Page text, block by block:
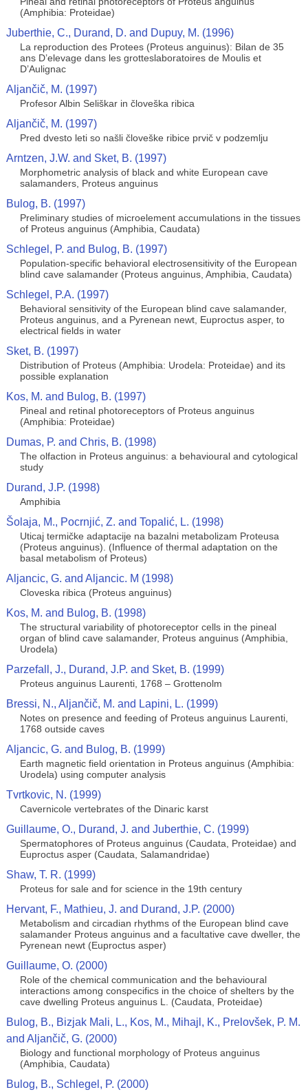
(Amphibia: Proteidae)
Juberthie, C., Durand, D. and Dupuy, M. (1996)
La reproduction des Protees (Proteus anguinus): Bilan de 35
ans D’elevage dans les grotteslaboratoires de Moulis et
D’Aulignac
Aljančič, M. (1997)
Profesor Albin Seliškar in človeška ribica
Aljančič, M. (1997)
Pred dvesto leti so našli človeške ribice prvič v podzemlju
Arntzen, J.W. and Sket, B. (1997)
Morphometric analysis of black and white European cave
salamanders, Proteus anguinus
Bulog, B. (1997)
Preliminary studies of microelement accumulations in the tissues
of Proteus anguinus (Amphibia, Caudata)
Schlegel, P. and Bulog, B. (1997)
Population-specific behavioral electrosensitivity of the European
blind cave salamander (Proteus anguinus, Amphibia, Caudata)
Schlegel, P.A. (1997)
Behavioral sensitivity of the European blind cave salamander,
Proteus anguinus, and a Pyrenean newt, Euproctus asper, to
electrical fields in water
Sket, B. (1997)
Distribution of Proteus (Amphibia: Urodela: Proteidae) and its
possible explanation
Kos, M. and Bulog, B. (1997)
Pineal and retinal photoreceptors of Proteus anguinus
(Amphibia: Proteidae)
Dumas, P. and Chris, B. (1998)
The olfaction in Proteus anguinus: a behavioural and cytological
study
Durand, J.P. (1998)
Amphibia
Šolaja, M., Pocrnjić, Z. and Topalić, L. (1998)
Uticaj termičke adaptacije na bazalni metabolizam Proteusa
(Proteus anguinus). (Influence of thermal adaptation on the
basal metabolism of Proteus)
Aljancic, G. and Aljancic. M (1998)
Cloveska ribica (Proteus anguinus)
Kos, M. and Bulog, B. (1998)
The structural variability of photoreceptor cells in the pineal
organ of blind cave salamander, Proteus anguinus (Amphibia,
Urodela)
Parzefall, J., Durand, J.P. and Sket, B. (1999)
Proteus anguinus Laurenti, 1768 – Grottenolm
Bressi, N., Aljančič, M. and Lapini, L. (1999)
Notes on presence and feeding of Proteus anguinus Laurenti,
1768 outside caves
Aljancic, G. and Bulog, B. (1999)
Earth magnetic field orientation in Proteus anguinus (Amphibia:
Urodela) using computer analysis
Tvrtkovic, N. (1999)
Cavernicole vertebrates of the Dinaric karst
Guillaume, O., Durand, J. and Juberthie, C. (1999)
Spermatophores of Proteus anguinus (Caudata, Proteidae) and
Euproctus asper (Caudata, Salamandridae)
Shaw, T. R. (1999)
Proteus for sale and for science in the 19th century
Hervant, F., Mathieu, J. and Durand, J.P. (2000)
Metabolism and circadian rhythms of the European blind cave
salamander Proteus anguinus and a facultative cave dweller, the
Pyrenean newt (Euproctus asper)
Guillaume, O. (2000)
Role of the chemical communication and the behavioural
interactions among conspecifics in the choice of shelters by the
cave dwelling Proteus anguinus L. (Caudata, Proteidae)
Bulog, B., Bizjak Mali, L., Kos, M., Mihajl, K., Prelovšek, P. M.
and Aljančič, G. (2000)
Biology and functional morphology of Proteus anguinus
(Amphibia, Caudata)
Bulog, B., Schlegel, P. (2000)